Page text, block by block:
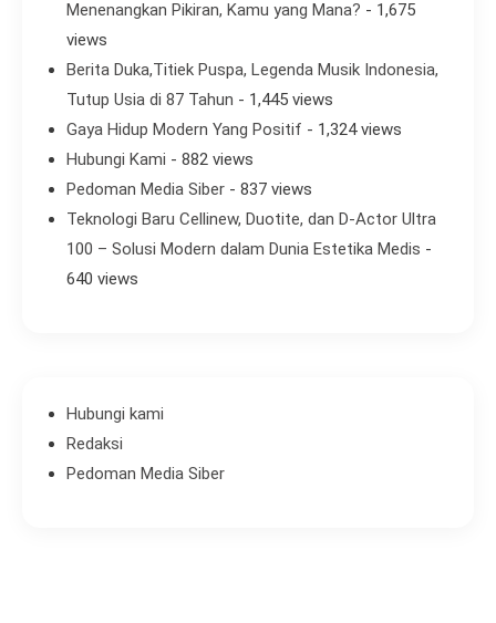
Menenangkan Pikiran, Kamu yang Mana? - 1,675
views
Berita Duka,Titiek Puspa, Legenda Musik Indonesia,
Tutup Usia di 87 Tahun - 1,445 views
Gaya Hidup Modern Yang Positif - 1,324 views
Hubungi Kami - 882 views
Pedoman Media Siber - 837 views
Teknologi Baru Cellinew, Duotite, dan D-Actor Ultra
100 – Solusi Modern dalam Dunia Estetika Medis -
640 views
Hubungi kami
Redaksi
Pedoman Media Siber